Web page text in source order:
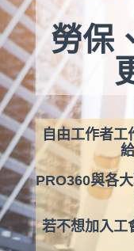
勞保
自由工作者
PRO360與各
若不想加入工